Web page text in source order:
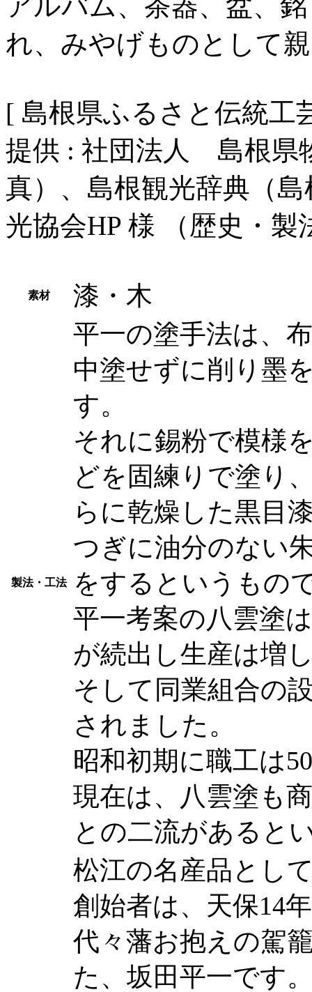
れ、みやげものとして
[ 島根県ふるさと伝統工
提供 : 社団法人 島根県
真）、島根観光辞典（
光協会HP 様 （歴史・製
素材 漆・木
製法・工法
平一の塗手法は、
中塗せずに削り墨
す。
それに錫粉で模様
どを固練りで塗り
らに乾燥した黒目
つぎに油分のない
をするというもの
平一考案の八雲塗
が続出し生産は増
そして同業組合の
されました。
昭和初期に職工は
現在は、八雲塗も
との二流があると
松江の名産品とし
創始者は、天保14
代々藩お抱えの駕
た、坂田平一です